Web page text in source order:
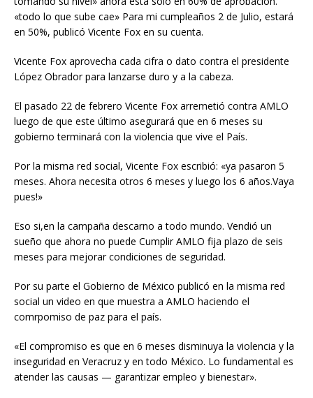
«todo lo que sube cae» Para mi cumpleaños 2 de Julio, estará
en 50%, publicó Vicente Fox en su cuenta.
Vicente Fox aprovecha cada cifra o dato contra el presidente
López Obrador para lanzarse duro y a la cabeza.
El pasado 22 de febrero Vicente Fox arremetió contra AMLO
luego de que este último asegurará que en 6 meses su
gobierno terminará con la violencia que vive el País.
Por la misma red social, Vicente Fox escribió: «ya pasaron 5
meses. Ahora necesita otros 6 meses y luego los 6 años.Vaya
pues!»
Eso si,en la campaña descarno a todo mundo. Vendió un
sueño que ahora no puede Cumplir AMLO fija plazo de seis
meses para mejorar condiciones de seguridad.
Por su parte el Gobierno de México publicó en la misma red
social un video en que muestra a AMLO haciendo el
comrpomiso de paz para el país.
«El compromiso es que en 6 meses disminuya la violencia y la
inseguridad en Veracruz y en todo México. Lo fundamental es
atender las causas — garantizar empleo y bienestar».